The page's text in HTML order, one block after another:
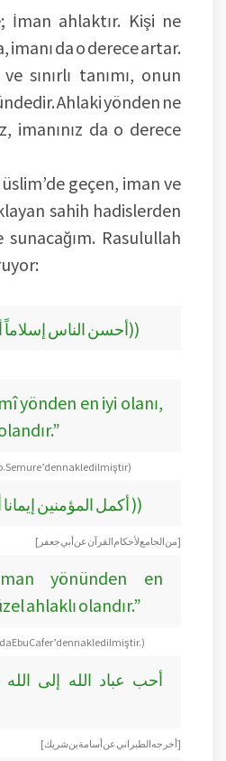
İman ahlaktır. Kişi ne
imanı da o derece artar.
sınırlı tanımı, onun
Ahlaki yönden ne
imanınız da o derece
geçen, iman ve
sahih hadislerden
sunacağım. Rasulullah
((أحسن الناس إسلاماً أحسنهم خُلقاً))
yönden en iyi olanı,
Semure’den nakledilmiştir)
(( أكمل المؤمنين إيمانا أحسنهم خلقاً ))
[ من الجامع لأحكام القرآن عن أبي جعفر ]
yönünden en
ahlaklı olandır.”
Ebu Cafer’den nakledilmiştir.)
[أخرجه الطبراني عن أسامة بن شريك ]